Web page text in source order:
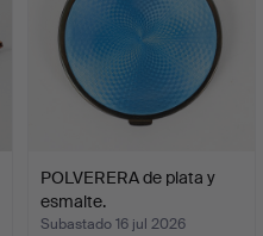
POLVERERA de plata y
esmalte.
Subastado 16 jul 2026